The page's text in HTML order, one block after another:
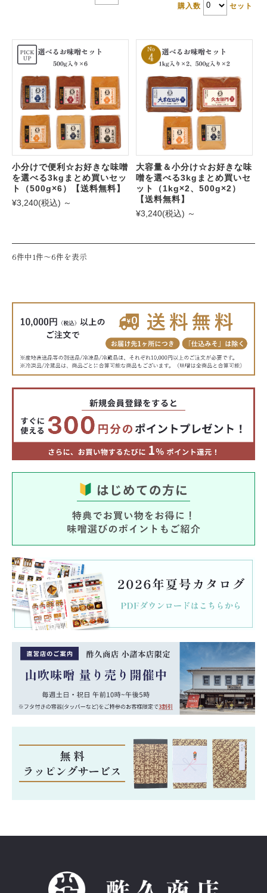
購入数 セット
小分けで便利☆お好きな味噌
を選べる3kgまとめ買いセッ
ト（500g×6）【送料無料】
¥3,240(税込) ～
大容量＆小分け☆お好きな味
噌を選べる3kgまとめ買いセ
ット（1kg×2、500g×2）
【送料無料】
¥3,240(税込) ～
6件中1件〜6件を表示